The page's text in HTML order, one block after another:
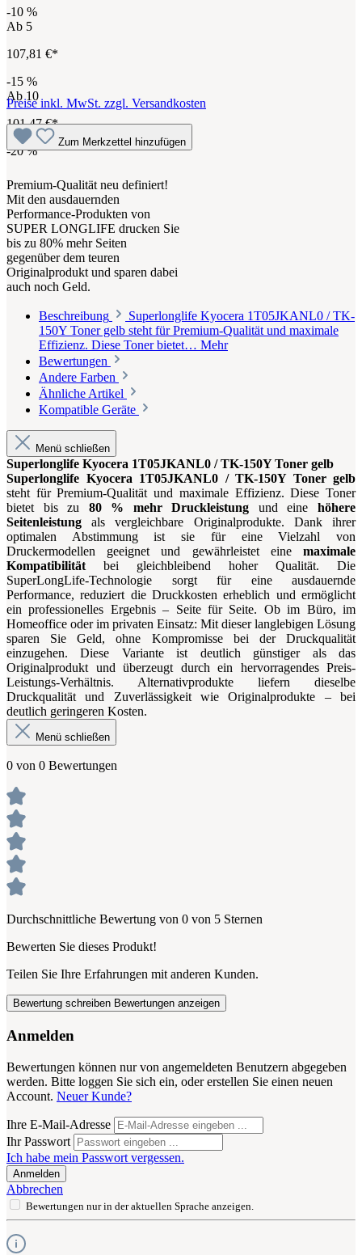
-10 %
Ab 5
107,81 €*
-15 %
Ab10
101,47 €*
-20%
Preise inkl. MwSt. zzgl. Versandkosten
Zum Merkzettel hinzufügen
Premium-Qualität neu definiert!
Mit den ausdauernden
Performance-Produkten von
SUPER LONGLIFE drucken Sie
bis zu 80% mehr Seiten
gegenüber dem teuren
Originalprodukt und sparen dabei
auch noch Geld.
Beschreibung
Superlonglife Kyocera 1T05JKANL0 / TK-
150Y Toner gelb steht für Premium-Qualität und maximale
Effizienz. Diese Toner bietet… Mehr
Bewertungen
Andere Farben
Ähnliche Artikel
Kompatible Geräte
Menü schließen
Superlonglife Kyocera 1T05JKANL0 / TK-150Y Toner gelb
Superlonglife Kyocera 1T05JKANL0 / TK-150Y Toner gelb
steht für Premium-Qualität und maximale Effizienz. Diese Toner
bietet bis zu 80 % mehr Druckleistung und einehöhere
Seitenleistung als vergleichbare Originalprodukte. Dank ihrer
optimalen Abstimmung ist sie für eine Vielzahl von
Druckermodellen geeignet und gewährleistet eine maximale
Kompatibilitätbei gleichbleibend hoher Qualität. Die
SuperLongLife-Technologie sorgt für eine ausdauernde
Performance, reduziert die Druckkosten erheblich und ermöglicht
ein professionelles Ergebnis – Seite für Seite. Ob im Büro, im
Homeoffice oder im privaten Einsatz: Mit dieser langlebigen Lösung
sparen Sie Geld, ohne Kompromisse bei der Druckqualität
einzugehen. Diese Variante ist deutlich günstiger als das
Originalprodukt und überzeugt durch ein hervorragendes Preis-
Leistungs-Verhältnis. Alternativprodukte liefern dieselbe
Druckqualität und Zuverlässigkeit wie Originalprodukte – bei
deutlich geringeren Kosten.
Menü schließen
0 von 0 Bewertungen
Durchschnittliche Bewertung von 0 von 5 Sternen
Bewerten Sie dieses Produkt!
Teilen Sie Ihre Erfahrungen mit anderen Kunden.
Bewertung schreiben Bewertungen anzeigen
Anmelden
Bewertungen können nur von angemeldeten Benutzern abgegeben
werden. Bitte loggen Sie sich ein, oder erstellen Sie einen neuen
Account. Neuer Kunde?
Ihre E-Mail-Adresse
Ihr Passwort
Ich habe mein Passwort vergessen.
Anmelden
Abbrechen
Bewertungen nur in der aktuellen Sprache anzeigen.